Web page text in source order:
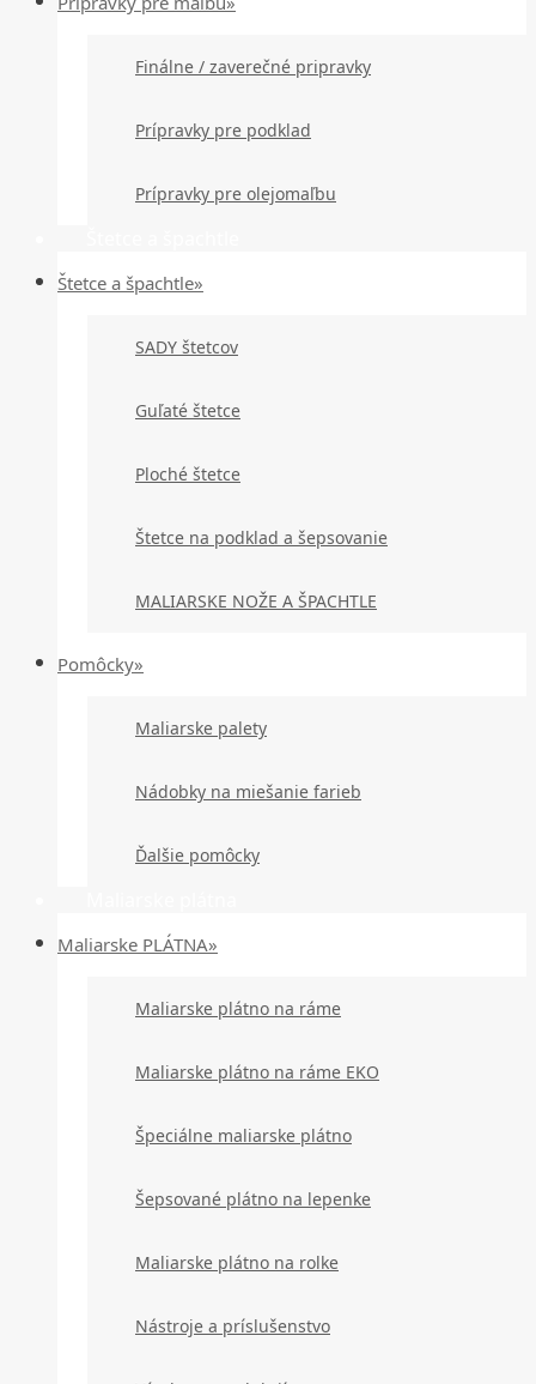
Finálne / zaverečné pripravky
Prípravky pre podklad
Prípravky pre olejomaľbu
Štetce a špachtle»
SADY štetcov
Guľaté štetce
Ploché štetce
Štetce na podklad a šepsovanie
MALIARSKE NOŽE A ŠPACHTLE
Pomôcky»
Maliarske palety
Nádobky na miešanie farieb
Ďalšie pomôcky
Maliarske PLÁTNA»
Maliarske plátno na ráme
Maliarske plátno na ráme EKO
Špeciálne maliarske plátno
Šepsované plátno na lepenke
Maliarske plátno na rolke
Nástroje a príslušenstvo